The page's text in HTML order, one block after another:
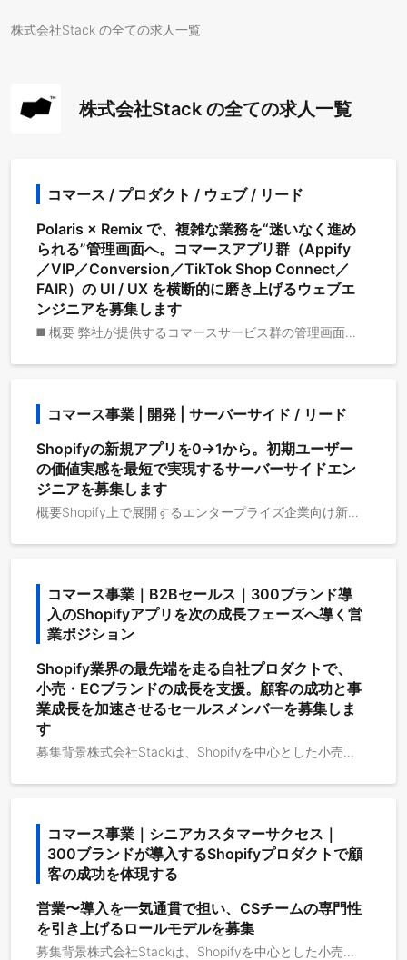
株式会社Stack の全ての求人一覧
株式会社Stack の全ての求人一覧
コマース / プロダクト / ウェブ / リード
Polaris × Remix で、複雑な業務を“迷いなく進め
られる”管理画面へ。コマースアプリ群（Appify
／VIP／Conversion／TikTok Shop Connect／
FAIR）の UI / UX を横断的に磨き上げるウェブエ
ンジニアを募集します
◼️ 概要 弊社が提供するコマースサービス群の管理画面・運用UIを、Polaris 準拠の美しく一貫した体験として設計・実装します。Remixを用いたデータ取得／アクションの設計、複雑フォームや高密度テーブルのUI最適化、アクセシビリティ・パフォーマンスの担保までを一気通貫で推進。プロダクト／デザイン／サーバーサイドと連携し、事業成長に直結するプロダクト価値を素早く届けます。 ◼️ 役割 ・複雑な業務要件を迷いのない画面フローへ翻訳し、運用生産性を最大化 ・Polaris × Remix を前提とした再利用性の高いUIコンポーネント群を整備・拡張 ・品質（アクセシビリティ／可読性／テスト）とデリバリー速度の両立 ◼️ 採用技術 ・バックエンド：Go (gqlgen)、Google Cloud (Cloud Run、Spanner) ・Web：React、Next.js、Remix ・アプリ：Android (Jetpack Compose + Apollo Kotlin)、iOS (SwiftUI + Apollo iOS) ・SaaS：Shopify、Clerk、Resend ・CI/CD：GitHub Actions ・サービス/ツール：GitHub、Notion、Slack、Figma ※ 選考へ進んで頂く場合のみご連絡させて頂いています。
コマース事業 | 開発 | サーバーサイド / リード
Shopifyの新規アプリを0→1から。初期ユーザー
の価値実感を最短で実現するサーバーサイドエン
ジニアを募集します
概要Shopify上で展開するエンタープライズ企業向け新規アプリのサーバーサイド全般をリードします。API設計、データモデリング、Shopify連携（OAuth / Admin API / Webhooks / Billing 等）、非同期処理基盤、運用オブザーバビリティまで、0→1の設計と実装を中心に、信頼性・拡張性・セキュリティを担保したプロダクトづくりを推進します。新規事業の詳細は現時点では非公開です。選考の進行に応じて、段階的に開示します。役割初期マーチャントが最短で価値実感できるバックエンドを構築（Time to First Valueの最小化）マルチテナント前提で安全かつ拡張可能なアーキテクチャを設計Shopifyの仕様変化に追随しつつ、運用しやすい仕組み（観測・自動化・権限／監査）を整備採用技術・バックエンド：Go (gqlgen)、Google Cloud (Cloud Run、Spanner) ・Web：React、Next.js、Remix ・アプリ：Android (Jetpack Compose + Apollo Kotlin)、iOS (SwiftUI + Apollo iOS) ・SaaS：Shopify、Clerk、Resend ・CI/CD：GitHub Actions ・サービス/ツール：GitHub、Notion、Slack、Figma※ 選考へ進んで頂く場合のみご連絡させて頂いています。
コマース事業｜B2Bセールス｜300ブランド導
入のShopifyアプリを次の成長フェーズへ導く営
業ポジション
Shopify業界の最先端を走る自社プロダクトで、
小売・ECブランドの成長を支援。顧客の成功と事
業成長を加速させるセールスメンバーを募集しま
す
募集背景株式会社Stackは、Shopifyを中心とした小売・ECブランド向けに、モバイルアプリ構築サービス「Appify」や会員プログラム支援サービス「VIP」などの自社プロダクトを展開しています。すでに300以上のブランドに導入され、「Shopify Partner of the Year 2025」にて「Top Performing App Developer of the Year」を受賞するなど、Shopifyエコシステムの中でも高い評価をいただいています。一方で、コマース領域の営業体制はまだ少人数です。これまでは事業者・ブランド出身のメンバーが、顧客理解とプロダクト力を強みに事業を伸ばしてきました。今後さらに成長していくためには、B2Bセールスの経験をもとに、商談創出からクロージング、そして営業の仕組みづくりまでをリードできる方が必要です。今回募集するのは、マネジメントではなく、まずはプレイヤーとしてコマース事業の売上拡大を担うポジションです。問い合わせやパートナー紹介を起点とした商談対応に加え、代理店連携・イベント・導入事例などを活用し、継続的に商談が生まれる状態を一緒につくっていただきます。取引先ブランドの一例Stackが提供するサービスは、300以上のブランドに導入されています。TSIホールディングスが展開する「mix.tokyo」スペシャルティコーヒー専門店の「猿田彦珈琲」モンスターストライク公式EC「モンストア」有名セレクトショップ「UNION TOKYO」グローバルアウトドアブランド「ARC'TERYX」ネイルブランド「ohora」等担当プロダクトAppify - モバイルアプリVIP - 会員プログラムまずはこの2つのプロダクトのセールスを担っていただきます。今後は新たなプロダクトも加わり、複数プロダクトを組み合わせた提案へと広がっていく可能性があります。 プロダクトが増えていく環境を楽しめる方を歓迎します。月額単価は5万円〜30万円のプロダクトが中心です。主要業務既に豊富な導入実績とプロダクトの強みはあります。一方で、営業の勝ち筋や再現性あるリード獲得の仕組みは、まだこれからつくっていくフェーズです。1. 営業活動（メインの仕事）Appify・VIPは料金が固定で、煩雑な見積もりや価格交渉はほとんどありません。一方で、顧客ごとに運営上の課題は異なります。単に機能を説明するのではなく、アプリ化・会員プログラム・CRM・LTV向上といった観点から、顧客の事業成長にどう貢献できるかを整理し、導入の意思決定を後押しする提案力が求められます。インバウンドの問い合わせ対応：オンライン商談の設定 〜 導入決定までの推進代理店経由でいただいた案件のクロージング課題ヒアリング、提案・見積、条件交渉、意思決定プロセスの推進受注後、カスタマーサクセス（CS）チームへの円滑な引き継ぎ将来的には、軽度な案件について提案から導入まで一気通貫で担当いただく可能性もあります。顧客の立ち上がりを自分の手で見届ける。その面白さも、この仕事の魅力のひとつです。2. 問い合わせを増やす取り組み（進め方はお任せ）導入判断までの流れは比較的明確なため、このポジションでは**「質の高い商談をいかに増やすか」**が成果を大きく左右します。そのため、問い合わせ対応だけでなく、パートナー連携・イベント・導入事例・コンテンツなどを活用し、継続的に商談が生まれる状態をつくることも重要なミッションです。代理店・パートナーの開拓イベントの企画・開催導入事例のサイト掲載 など※ これら以外にも、新しいリード獲得チャネルの開拓は歓迎します入社後に期待すること入社〜3ヶ月プロダクト理解・顧客理解、既存商談への同席問い合わせ案件の一次対応・商談対応を開始Shopify・EC領域の基礎知識のキャッチアップ3〜6ヶ月Appify / VIP の商談を主担当として推進パートナー紹介や既存リードからの受注創出商談管理・提案資料・ナレッジ共有の改善6ヶ月以降新たなリード獲得チャネルの企画・実行代理店・パートナーとの関係構築軽度な案件については、提案から導入まで一気通貫で担当コマース事業の売上目標達成に向けた営業活動のリード
コマース事業｜シニアカスタマーサクセス｜
300ブランドが導入するShopifyプロダクトで顧
客の成功を体現する
営業〜導入を一気通貫で担い、CSチームの専門性
を引き上げるロールモデルを募集
募集背景株式会社Stackは、Shopifyを中心とした小売・ECブランド向けに、モバイルアプリ構築サービス「Appify」や会員プログラム支援サービス「VIP」などの自社プロダクトを展開しています。すでに300以上のブランドに導入され、「Shopify Partner of the Year 2025」にて「Top Performing App Developer of the Year」を受賞するなど、Shopifyエコシステムの中でも高い評価をいただいています。現在、カスタマーサクセス（CS）チームには正社員3名・業務委託数名が在籍し、導入支援を中心に、定例を通じた顧客フォローを担っています。一方で、より高度な施策提案や、営業から導入までを一気通貫で担える専門性は、これから強化していきたい領域です。今回募集するのは、その専門性を体現する存在です。自ら案件を営業〜導入まで一貫して担いながら、チーム全体の支援の質を、手本と共有を通じて引き上げていただくプレイングリードです。確立された型がまだないからこそ、あなたの経験が顧客の成果とチームの成長に直結します。 将来的には、CSチームの牽引・マネジメントを担っていただくことも期待しています。ただし着任直後からの管理職ではなく、まずはプレイヤーとして信頼と実績を積み上げていただくことを想定しています。取引先ブランドの一例Stackが提供するサービスは、300以上のブランドに導入されています。TSIホールディングスが展開する「mix.tokyo」スペシャルティコーヒー専門店の「猿田彦珈琲」モンスターストライク公式EC「モンストア」有名セレクトショップ「UNION TOKYO」グローバルアウトドアブランド「ARC'TERYX」ネイルブランド「ohora」等担当プロダクトAppify - モバイルアプリVIP - 会員プログラムこの2つのプロダクトを軸に、顧客の導入からグロースまでを支援していただきます。今後は新たなプロダクトも加わり、複数プロダクトを横断した支援・提案へと広がっていく可能性があります。プロダクトが増えていく環境を楽しめる方を歓迎します。主要業務このポジションの主役は、自ら案件を担いながら、CSチーム全体の専門性を引き上げることです。プレイヤーとしての実務と、チームのロールモデルとしての役割を兼ねます。1. 提案から導入までの一気通貫対応まずは比較的軽度な案件から始め、徐々にエンタープライズ案件へと対応範囲を広げていただきます提案から導入・立ち上げまでを一貫して担当し、その動きをチームの手本として示す顧客の立ち上がりを自分の手で見届ける、手応えのある仕事です2. 顧客のグロース支援モバイルアプリマーケティング・Webマーケティング、会員プログラム、CRM、LTV向上といった観点から、顧客の売上を伸ばす施策を提案・実行支援エンタープライズ顧客との継続的なリレーション構築、定期的な振り返りと改善提案単なる機能サポートではなく、顧客の事業成長そのものにコミットする3. アップセル・クロスセル活用状況や成果をふまえた追加提案、上位プランへのアップセル複数プロダクトを組み合わせたクロスセルによる、顧客あたりの取引拡大4. CSチームの専門性向上・基盤づくりオンボーディングフローやプレイブック、ナレッジの設計・整備定例や提案の質を、ノウハウの共有と手本を通じて引き上げるAI・SaaSツールを活用した顧客支援オペレーションの効率化将来的には、CSチームの牽引・マネジメントを担っていただくことも期待しています入社後に期待すること入社〜3ヶ月プロダクト・顧客・チームの理解、既存の導入支援への同席比較的軽度な案件から担当を開始Shopify・EC領域、各プロダクトの活用ノウハウのキャッチアップ3〜6ヶ月軽度〜中規模の案件を主担当として、提案〜導入まで一気通貫で推進マーケ・CRM・LTVの観点から、売上向上施策を提案・実行支援のノウハウをチームに共有し始める6ヶ月以降エンタープライズ案件の一気通貫対応と、顧客とのリレーション構築・深耕アップセル・クロスセルによる既存顧客の取引拡大オンボーディング設計・プレイブック整備など、チームの専門性向上をリード将来的なCSチームのマネジメントを見据えた、チーム運営への関与